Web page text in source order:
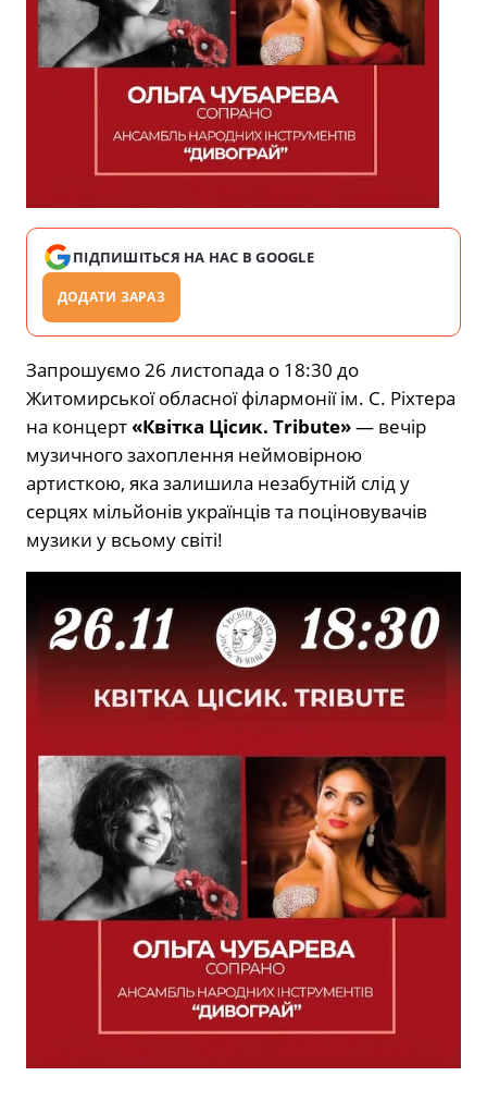
ПІДПИШІТЬСЯ НА НАС В GOOGLE
ДОДАТИ ЗАРАЗ
Запрошуємо 26 листопада о 18:30 до
Житомирської обласної філармонії ім. С. Ріхтера
на концерт«Квітка Цісик. Tribute»— вечір
музичного захоплення неймовірною
артисткою, яка залишила незабутній слід у
серцях мільйонів українців та поціновувачів
музики у всьому світі!